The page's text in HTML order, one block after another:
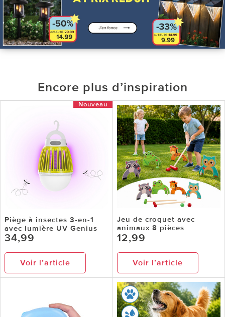
Encore plus d’inspiration
Nouveau
Piège à insectes 3-en-1
avec lumière UV Genius
34,99
Voir l’article
Jeu de croquet avec
animaux 8 pièces
12,99
Voir l’article